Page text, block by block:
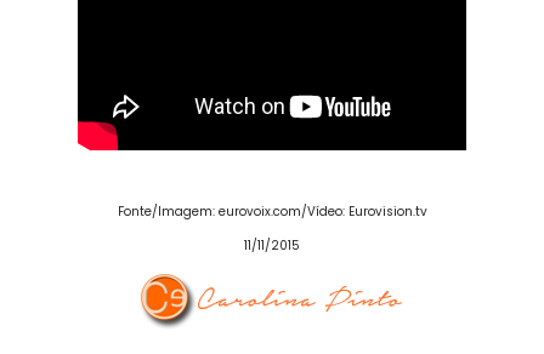
Fonte/Imagem: eurovoix.com/Vídeo: Eurovision.tv
11/11/2015